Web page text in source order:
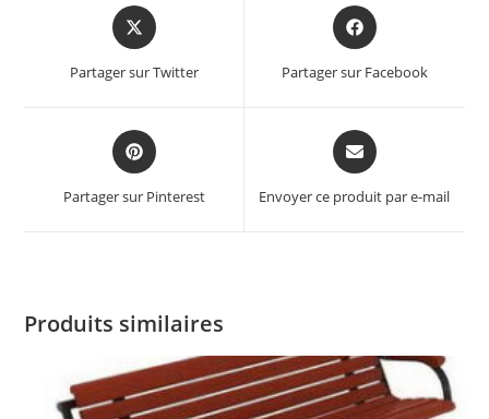
Partager sur Twitter Partager sur Facebook
Partager sur Pinterest Envoyer ce produit par e-mail
Produits similaires